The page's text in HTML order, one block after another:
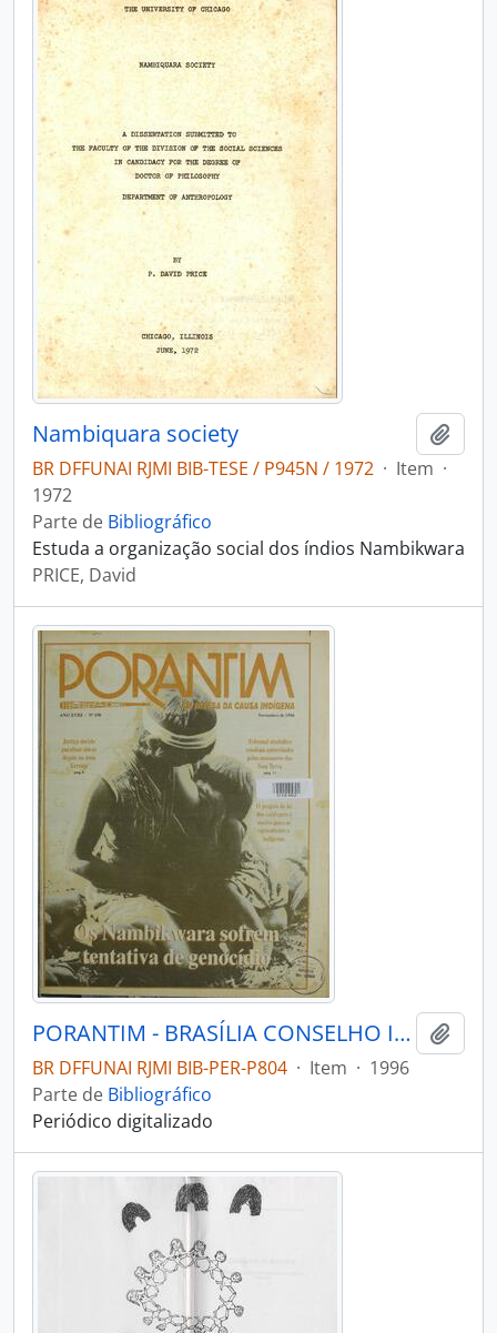
Nambiquara society
BR DFFUNAI RJMI BIB-TESE / P945N / 1972 · Item ·
1972
Parte de Bibliográfico
Estuda a organização social dos índios Nambikwara
PRICE, David
PORANTIM - BRASÍLIA CONSELHO INDIGENISTA MISSIONÁRIO - 1996 - Nº190
BR DFFUNAI RJMI BIB-PER-P804 · Item · 1996
Parte de Bibliográfico
Periódico digitalizado